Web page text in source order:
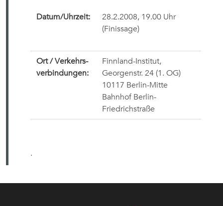
Datum/Uhrzeit:
28.2.2008, 19.00 Uhr
(Finissage)
Ort / Verkehrs-
verbindungen:
Finnland-Institut,
Georgenstr. 24 (1. OG)
10117 Berlin-Mitte
Bahnhof Berlin-
Friedrichstraße
.